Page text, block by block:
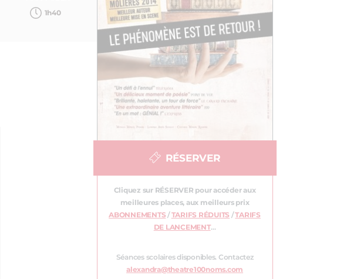
1h40
RÉSERVER
Cliquez sur RÉSERVER pour accéder aux
meilleures places, aux meilleurs prix
ABONNEMENTS / TARIFS RÉDUITS /TARIFS
DE LANCEMENT…
Séances scolaires disponibles. Contactez
alexandra@theatre100noms.com